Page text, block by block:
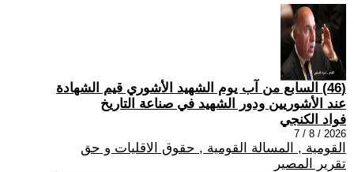
(46) السابع من آب يوم الشهيد الأشوري قيم الشهادة
عند الأشوريين ودور الشهيد في صناعة التاريخ
فواد الكنجي
2026 / 8 / 7
القومية , المسالة القومية , حقوق الاقليات و حق
تقرير المصير